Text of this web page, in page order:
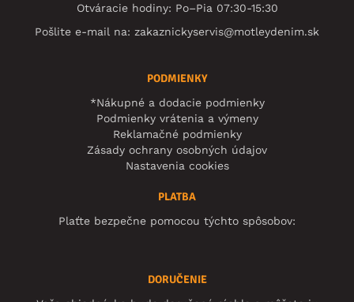
Otváracie hodiny: Po–Pia 07:30-15:30
Pošlite e-mail na: zakaznickyservis@motleydenim.sk
PODMIENKY
*Nákupné a dodacie podmienky
Podmienky vrátenia a výmeny
Reklamačné podmienky
Zásady ochrany osobných údajov
Nastavenia cookies
PLATBA
Plaťte bezpečne pomocou týchto spôsobov:
DORUČENIE